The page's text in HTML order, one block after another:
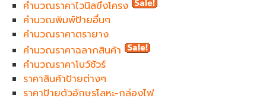
คำนวณราคาไวนิลขึงโครง
คำนวณพิมพ์ป้ายอื่นๆ
คำนวณราคาตรายาง
คำนวณราคาฉลากสินค้า
คำนวณราคาโบว์ชัวร์
ราคาสินค้าป้ายต่างๆ
ราคาป้ายตัวอักษรโลหะ-กล่องไฟ